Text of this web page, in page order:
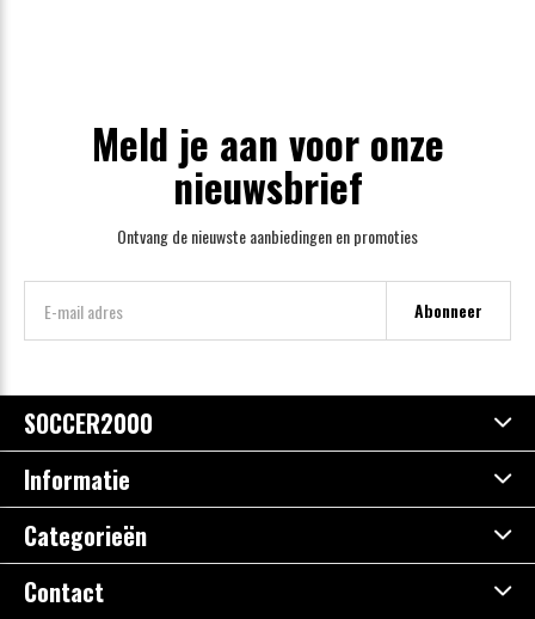
Meld je aan voor onze
nieuwsbrief
Ontvang de nieuwste aanbiedingen en promoties
Abonneer
SOCCER2000
Informatie
Categorieën
Contact